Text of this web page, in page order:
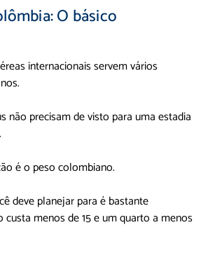
O básico
internacionais servem vários
não precisam de visto para uma estadia
é o peso colombiano.
deve planejar para é bastante
custa menos de 15 e um quarto a menos